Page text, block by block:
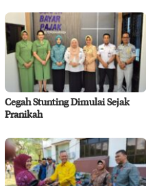
Cegah Stunting Dimulai Sejak
Pranikah